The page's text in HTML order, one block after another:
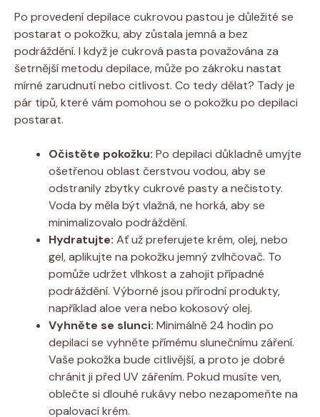
Po provedení depilace cukrovou pastou je důležité se
postarat o pokožku, aby zůstala jemná a bez
podráždění. I když je cukrová pasta považována za
šetrnější metodu depilace, může po zákroku nastat
mírné zarudnutí nebo citlivost. Co tedy dělat? Tady je
pár tipů, které vám pomohou se o pokožku po depilaci
postarat.
Očistěte pokožku: Po depilaci důkladně umyjte
ošetřenou oblast čerstvou vodou, aby se
odstranily zbytky cukrové pasty a nečistoty.
Voda by měla být vlažná, ne horká, aby se
minimalizovalo podráždění.
Hydratujte: Ať už preferujete krém, olej, nebo
gel, aplikujte na pokožku jemný zvlhčovač. To
pomůže udržet vlhkost a zahojit případné
podráždění. Výborné jsou přírodní produkty,
například aloe vera nebo kokosový olej.
Vyhněte se slunci: Minimálně 24 hodin po
depilaci se vyhněte přímému slunečnímu záření.
Vaše pokožka bude citlivější, a proto je dobré
chránit ji před UV zářením. Pokud musíte ven,
oblečte si dlouhé rukávy nebo nezapomeňte na
opalovací krém.